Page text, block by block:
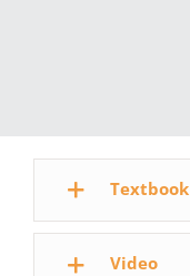
Textbook
Video